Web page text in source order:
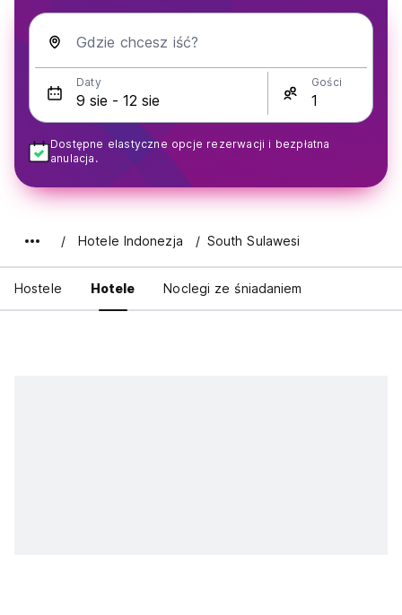
Gdzie chcesz iść?
Daty Gości
Dostępne elastyczne opcje rezerwacji i bezpłatna
anulacja.
Hotele Indonezja South Sulawesi
Hostele Hotele Noclegi ze śniadaniem